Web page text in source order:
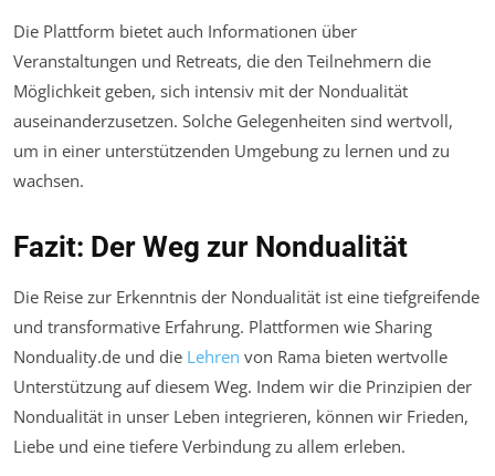
Die Plattform bietet auch Informationen über
Veranstaltungen und Retreats, die den Teilnehmern die
Möglichkeit geben, sich intensiv mit der Nondualität
auseinanderzusetzen. Solche Gelegenheiten sind wertvoll,
um in einer unterstützenden Umgebung zu lernen und zu
wachsen.
Fazit: Der Weg zur Nondualität
Die Reise zur Erkenntnis der Nondualität ist eine tiefgreifende
und transformative Erfahrung. Plattformen wie Sharing
Nonduality.de und die Lehren von Rama bieten wertvolle
Unterstützung auf diesem Weg. Indem wir die Prinzipien der
Nondualität in unser Leben integrieren, können wir Frieden,
Liebe und eine tiefere Verbindung zu allem erleben.